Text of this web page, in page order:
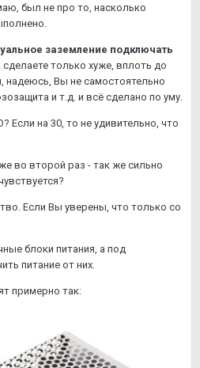
был не про то, насколько
заземление подключать
сделаете только хуже, вплоть до
надеюсь, Вы не самостоятельно
и т.д. и всё сделано по уму.
Если на 30, то не удивительно, что
во второй раз - так же сильно
Если Вы уверены, что только со
блоки питания, а под
питание от них.
примерно так: